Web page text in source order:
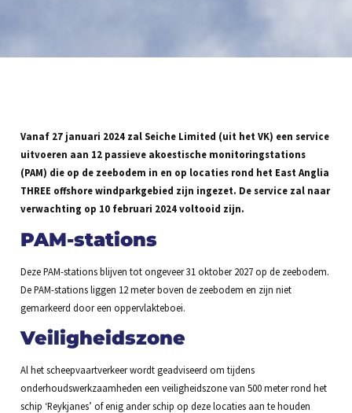
Vanaf 27 januari 2024 zal Seiche Limited (uit het VK) een service
uitvoeren aan 12 passieve akoestische monitoringstations
(PAM) die op de zeebodem in en op locaties rond het East Anglia
THREE offshore windparkgebied zijn ingezet. De service zal naar
verwachting op 10 februari 2024 voltooid zijn.
PAM-stations
Deze PAM-stations blijven tot ongeveer 31 oktober 2027 op de zeebodem.
De PAM-stations liggen 12 meter boven de zeebodem en zijn niet
gemarkeerd door een oppervlakteboei.
Veiligheidszone
Al het scheepvaartverkeer wordt geadviseerd om tijdens
onderhoudswerkzaamheden een veiligheidszone van 500 meter rond het
schip ‘Reykjanes’ of enig ander schip op deze locaties aan te houden